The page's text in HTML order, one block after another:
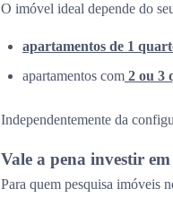
O imóvel ideal depende do
apartamentos de 1
apartamentos com 2 ou 3
Independentemente da
Vale a pena investir
Para quem pesquisa imóveis